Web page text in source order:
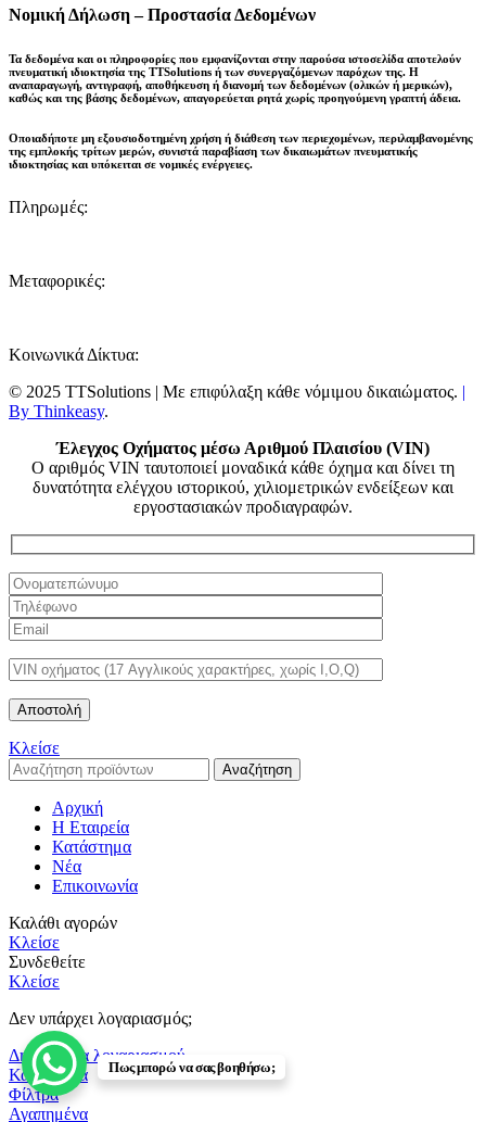
Νομική Δήλωση – Προστασία Δεδομένων
Τα δεδομένα και οι πληροφορίες που εμφανίζονται στην παρούσα ιστοσελίδα αποτελούν
πνευματική ιδιοκτησία της TTSolutions ή των συνεργαζόμενων παρόχων της. Η
αναπαραγωγή, αντιγραφή, αποθήκευση ή διανομή των δεδομένων (ολικών ή μερικών),
καθώς και της βάσης δεδομένων, απαγορεύεται ρητά χωρίς προηγούμενη γραπτή άδεια.
Οποιαδήποτε μη εξουσιοδοτημένη χρήση ή διάθεση των περιεχομένων, περιλαμβανομένης
της εμπλοκής τρίτων μερών, συνιστά παραβίαση των δικαιωμάτων πνευματικής
ιδιοκτησίας και υπόκειται σε νομικές ενέργειες.
Πληρωμές:
Μεταφορικές:
Κοινωνικά Δίκτυα:
© 2025 TTSolutions | Με επιφύλαξη κάθε νόμιμου δικαιώματος. |
By Thinkeasy.
Έλεγχος Οχήματος μέσω Αριθμού Πλαισίου (VIN)
Ο αριθμός VIN ταυτοποιεί μοναδικά κάθε όχημα και δίνει τη
δυνατότητα ελέγχου ιστορικού, χιλιομετρικών ενδείξεων και
εργοστασιακών προδιαγραφών.
Κλείσε
Αναζήτηση
Αρχική
Η Εταιρεία
Κατάστημα
Νέα
Επικοινωνία
Καλάθι αγορών
Κλείσε
Συνδεθείτε
Κλείσε
Δεν υπάρχει λογαριασμός;
Δημιουργία λογαριασμού
Πως μπορώ να σας βοηθήσω;
Κατάστημα
Φίλτρα
Αγαπημένα